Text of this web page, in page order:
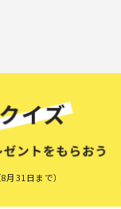
月31日まで）